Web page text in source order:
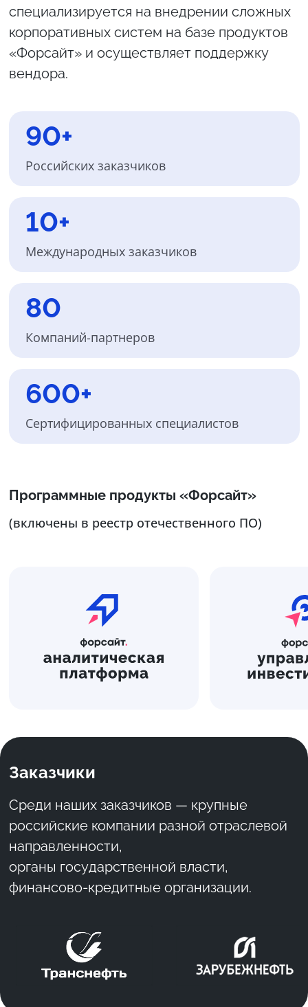
специализируется на внедрении сложных
корпоративных систем на базе продуктов
«Форсайт» и осуществляет поддержку
вендора.
90+
Российских заказчиков
10+
Международных заказчиков
80
Компаний-партнеров
600+
Сертифицированных специалистов
Программные продукты «Форсайт»
(включены в реестр отечественного ПО)
Заказчики
Среди наших заказчиков — крупные
российские компании разной отраслевой
направленности,
органы государственной власти,
финансово-кредитные организации.